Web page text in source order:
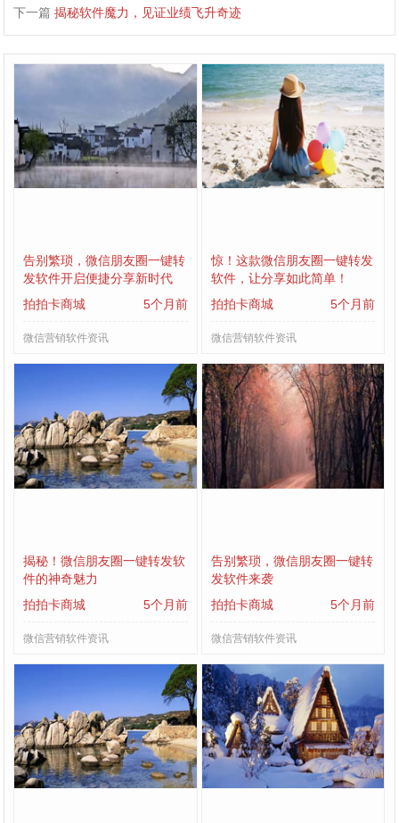
下一篇揭秘软件魔力，见证业绩飞升奇迹
告别繁琐，微信朋友圈一键转
发软件开启便捷分享新时代
拍拍卡商城
5个月前
微信营销软件资讯
惊！这款微信朋友圈一键转发
软件，让分享如此简单！
拍拍卡商城
5个月前
微信营销软件资讯
揭秘！微信朋友圈一键转发软
件的神奇魅力
拍拍卡商城
5个月前
微信营销软件资讯
告别繁琐，微信朋友圈一键转
发软件来袭
拍拍卡商城
5个月前
微信营销软件资讯